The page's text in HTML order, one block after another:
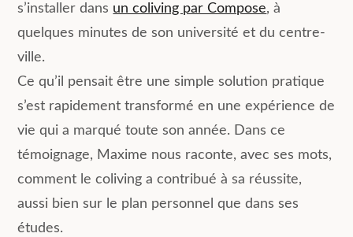
s’installer dans un coliving par Compose, à
quelques minutes de son université et du centre-
ville.
Ce qu’il pensait être une simple solution pratique
s’est rapidement transformé en une expérience de
vie qui a marqué toute son année. Dans ce
témoignage, Maxime nous raconte, avec ses mots,
comment le coliving a contribué à sa réussite,
aussi bien sur le plan personnel que dans ses
études.